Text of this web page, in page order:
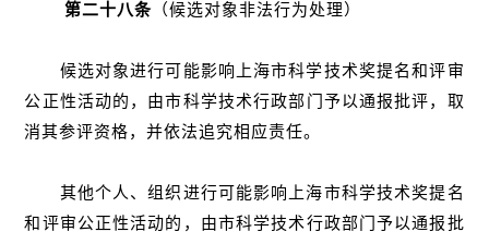
第二十八条 （候选对象非法行为处理）
候选对象进行可能影响上海市科学技术奖提名和评审
公正性活动的，由市科学技术行政部门予以通报批评，取
消其参评资格，并依法追究相应责任。
其他个人、组织进行可能影响上海市科学技术奖提名
和评审公正性活动的，由市科学技术行政部门予以通报批